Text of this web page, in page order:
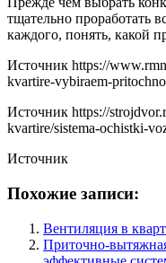
тщательно проработать
каждого, понять, какой
Источник https://
kvartire-vybiraem-
Источник https://
kvartire/sistema-ochistki-
Источник
Похожие записи:
Вентиляция в
Приточно-